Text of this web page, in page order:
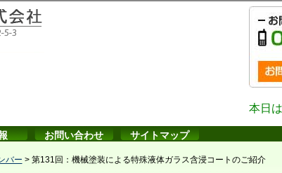
本日
お問い合わせ サイトマップ
バー > 第131回：機械塗装による特殊液体ガラス含浸コートのご紹介